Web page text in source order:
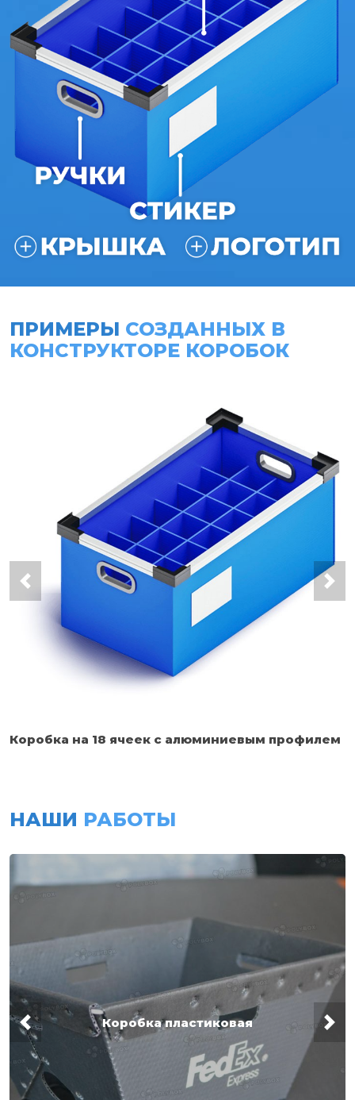
ПРИМЕРЫ СОЗДАННЫХ В
КОНСТРУКТОРЕ КОРОБОК
Коробка на 18 ячеек с алюминиевым профилем
НАШИ РАБОТЫ
Коробка пластиковая